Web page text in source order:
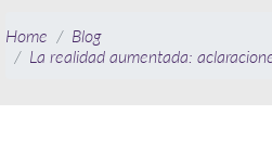
Home
Blog
La realidad aumentada: